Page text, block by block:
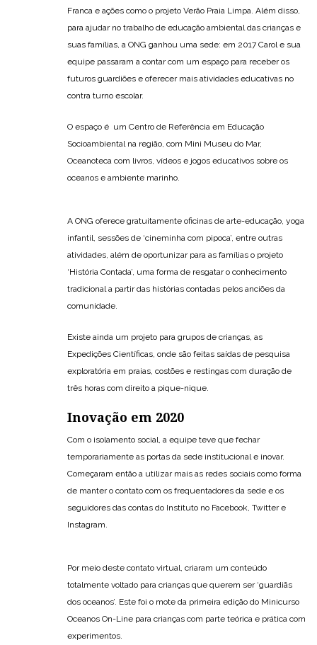
Franca e ações como o projeto Verão Praia Limpa. Além disso,
para ajudar no trabalho de educação ambiental das crianças e
suas famílias, a ONG ganhou uma sede: em 2017 Carol e sua
equipe passaram a contar com um espaço para receber os
futuros guardiões e oferecer mais atividades educativas no
contra turno escolar.
O espaço é um Centro de Referência em Educação
Socioambiental na região, com Mini Museu do Mar,
Oceanoteca com livros, vídeos e jogos educativos sobre os
oceanos e ambiente marinho.
A ONG oferece gratuitamente oficinas de arte-educação, yoga
infantil, sessões de ‘cineminha com pipoca’, entre outras
atividades, além de oportunizar para as famílias o projeto
‘História Contada’, uma forma de resgatar o conhecimento
tradicional a partir das histórias contadas pelos anciões da
comunidade.
Existe ainda um projeto para grupos de crianças, as
Expedições Científicas, onde são feitas saídas de pesquisa
exploratória em praias, costões e restingas com duração de
três horas com direito a pique-nique.
Inovação em 2020
Com o isolamento social, a equipe teve que fechar
temporariamente as portas da sede institucional e inovar.
Começaram então a utilizar mais as redes sociais como forma
de manter o contato com os frequentadores da sede e os
seguidores das contas do Instituto no Facebook, Twitter e
Instagram.
Por meio deste contato virtual, criaram um conteúdo
totalmente voltado para crianças que querem ser ‘guardiãs
dos oceanos’. Este foi o mote da primeira edição do Minicurso
Oceanos On-Line para crianças com parte teórica e prática com
experimentos.